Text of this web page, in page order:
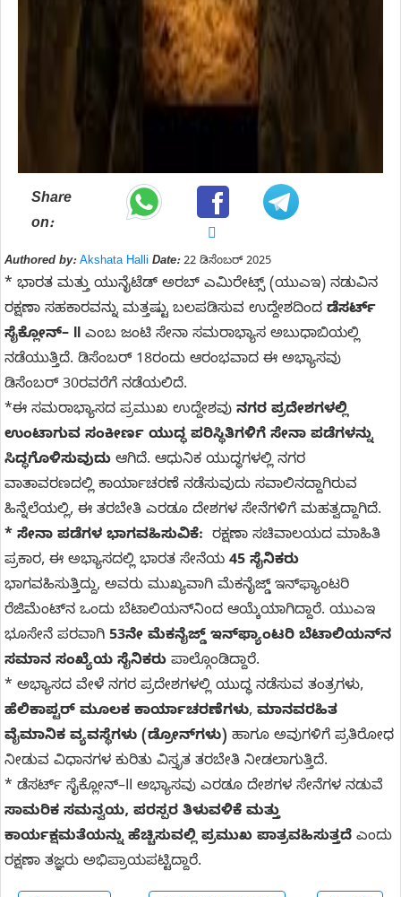
Share
on:
Authored by: Akshata Halli Date:22 ಡಿಸೆಂಬರ್ 2025
* ಭಾರತ ಮತ್ತು ಯುನೈಟೆಡ್ ಅರಬ್ ಎಮಿರೇಟ್ಸ್ (ಯುಎಇ) ನಡುವಿನ
ರಕ್ಷಣಾ ಸಹಕಾರವನ್ನು ಮತ್ತಷ್ಟು ಬಲಪಡಿಸುವ ಉದ್ದೇಶದಿಂದ ಡೆಸರ್ಟ್
ಸೈಕ್ಲೋನ್– II ಎಂಬ ಜಂಟಿ ಸೇನಾ ಸಮರಾಭ್ಯಾಸ ಅಬುಧಾಬಿಯಲ್ಲಿ
ನಡೆಯುತ್ತಿದೆ. ಡಿಸೆಂಬರ್ 18ರಂದು ಆರಂಭವಾದ ಈ ಅಭ್ಯಾಸವು
ಡಿಸೆಂಬರ್ 30ರವರೆಗೆ ನಡೆಯಲಿದೆ.
*ಈ ಸಮರಾಭ್ಯಾಸದ ಪ್ರಮುಖ ಉದ್ದೇಶವು ನಗರ ಪ್ರದೇಶಗಳಲ್ಲಿ
ಉಂಟಾಗುವ ಸಂಕೀರ್ಣ ಯುದ್ಧ ಪರಿಸ್ಥಿತಿಗಳಿಗೆ ಸೇನಾ ಪಡೆಗಳನ್ನು
ಸಿದ್ಧಗೊಳಿಸುವುದು ಆಗಿದೆ. ಆಧುನಿಕ ಯುದ್ಧಗಳಲ್ಲಿ ನಗರ
ವಾತಾವರಣದಲ್ಲಿ ಕಾರ್ಯಾಚರಣೆ ನಡೆಸುವುದು ಸವಾಲಿನದ್ದಾಗಿರುವ
ಹಿನ್ನೆಲೆಯಲ್ಲಿ, ಈ ತರಬೇತಿ ಎರಡೂ ದೇಶಗಳ ಸೇನೆಗಳಿಗೆ ಮಹತ್ವದ್ದಾಗಿದೆ.
* ಸೇನಾ ಪಡೆಗಳ ಭಾಗವಹಿಸುವಿಕೆ: ರಕ್ಷಣಾ ಸಚಿವಾಲಯದ ಮಾಹಿತಿ
ಪ್ರಕಾರ, ಈ ಅಭ್ಯಾಸದಲ್ಲಿ ಭಾರತ ಸೇನೆಯ 45 ಸೈನಿಕರು
ಭಾಗವಹಿಸುತ್ತಿದ್ದು, ಅವರು ಮುಖ್ಯವಾಗಿ ಮೆಕನೈಜ್ಡ್ ಇನ್‌ಫ್ಯಾಂಟರಿ
ರೆಜಿಮೆಂಟ್‌ನ ಒಂದು ಬೆಟಾಲಿಯನ್‌ನಿಂದ ಆಯ್ಕೆಯಾಗಿದ್ದಾರೆ. ಯುಎಇ
ಭೂಸೇನೆ ಪರವಾಗಿ 53ನೇ ಮೆಕನೈಜ್ಡ್ ಇನ್‌ಫ್ಯಾಂಟರಿ ಬೆಟಾಲಿಯನ್‌ನ
ಸಮಾನ ಸಂಖ್ಯೆಯ ಸೈನಿಕರು ಪಾಲ್ಗೊಂಡಿದ್ದಾರೆ.
* ಅಭ್ಯಾಸದ ವೇಳೆ ನಗರ ಪ್ರದೇಶಗಳಲ್ಲಿ ಯುದ್ಧ ನಡೆಸುವ ತಂತ್ರಗಳು,
ಹೆಲಿಕಾಪ್ಟರ್ ಮೂಲಕ ಕಾರ್ಯಾಚರಣೆಗಳು, ಮಾನವರಹಿತ
ವೈಮಾನಿಕ ವ್ಯವಸ್ಥೆಗಳು (ಡ್ರೋನ್‌ಗಳು) ಹಾಗೂ ಅವುಗಳಿಗೆ ಪ್ರತಿರೋಧ
ನೀಡುವ ವಿಧಾನಗಳ ಕುರಿತು ವಿಸ್ತೃತ ತರಬೇತಿ ನೀಡಲಾಗುತ್ತಿದೆ.
* ಡೆಸರ್ಟ್ ಸೈಕ್ಲೋನ್–II ಅಭ್ಯಾಸವು ಎರಡೂ ದೇಶಗಳ ಸೇನೆಗಳ ನಡುವೆ
ಸಾಮರಿಕ ಸಮನ್ವಯ, ಪರಸ್ಪರ ತಿಳುವಳಿಕೆ ಮತ್ತು
ಕಾರ್ಯಕ್ಷಮತೆಯನ್ನು ಹೆಚ್ಚಿಸುವಲ್ಲಿ ಪ್ರಮುಖ ಪಾತ್ರವಹಿಸುತ್ತದೆ ಎಂದು
ರಕ್ಷಣಾ ತಜ್ಞರು ಅಭಿಪ್ರಾಯಪಟ್ಟಿದ್ದಾರೆ.